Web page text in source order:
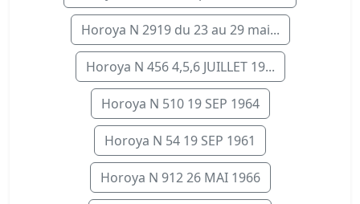
Horoya N 2919 du 23 au 29 mai...
Horoya N 456 4,5,6 JUILLET 19...
Horoya N 510 19 SEP 1964
Horoya N 54 19 SEP 1961
Horoya N 912 26 MAI 1966